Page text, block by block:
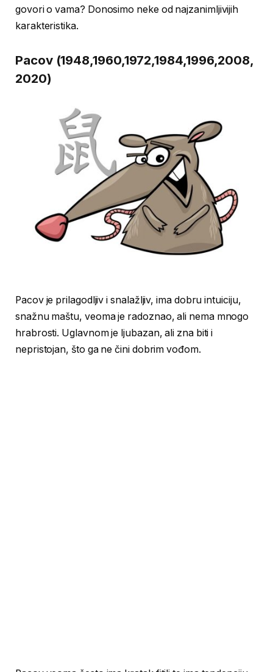
govori o vama? Donosimo neke od najzanimljivijih
karakteristika.
Pacov (1948,1960,1972,1984,1996,2008,
2020)
Pacov je prilagodljiv i snalažljiv, ima dobru intuiciju,
snažnu maštu, veoma je radoznao, ali nema mnogo
hrabrosti. Uglavnom je ljubazan, ali zna biti i
nepristojan, što ga ne čini dobrim vođom.